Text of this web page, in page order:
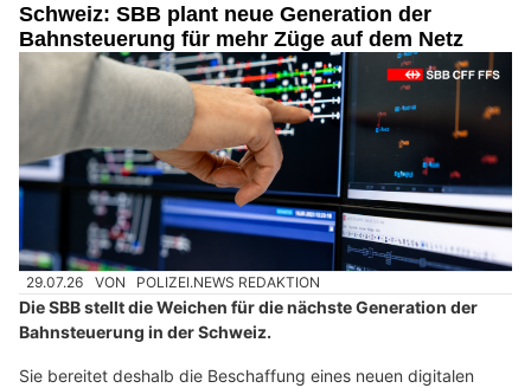
Schweiz: SBB plant neue Generation der
Bahnsteuerung für mehr Züge auf dem Netz
29.07.26 VON POLIZEI.NEWS REDAKTION
Die SBB stellt die Weichen für die nächste Generation der
Bahnsteuerung in der Schweiz.
Sie bereitet deshalb die Beschaffung eines neuen digitalen